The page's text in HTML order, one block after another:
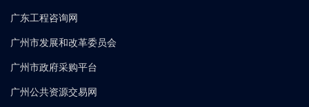
广东工程咨询网
广州市发展和改革委员会
广州市政府采购平台
广州公共资源交易网